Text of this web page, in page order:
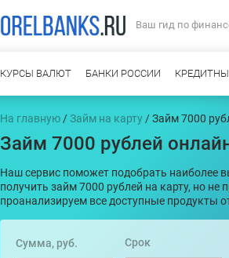
Ваш гид по
КУРСЫ ВАЛЮТ БАНКИ РОССИИ
На главную /Займ на карту / Займ 7000
Займ 7000 рублей
Наш сервис поможет подобрать наиболее
получить займ 7000 рублей на карту, но не
проанализируем все доступные
Сумма, руб. Срок